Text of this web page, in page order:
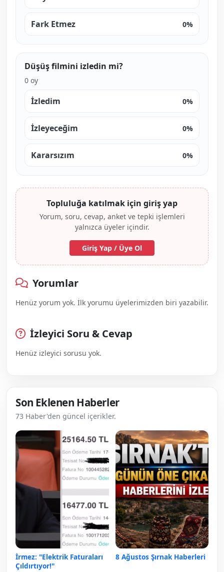
Fark Etmez 0%
Düşüş filmini izledin mi?
0 oy
İzledim 0%
İzleyeceğim 0%
Kararsızım 0%
Topluluğa katılmak için giriş yap
Yorum, soru, cevap, anket ve tepki işlemleri
yalnızca üyeler içindir.
Giriş Yap / Üye Ol
Yorumlar
Henüz yorum yok. İlk yorumu üyelerimizden biri yazabilir.
İzleyici Soru & Cevap
Henüz izleyici sorusu yok.
Son Eklenen Haberler
73 Haber'den güncel içerikler.
İrmez: "Elektrik Faturaları
Çıldırtıyor!"
8 Ağustos Şırnak Haberleri